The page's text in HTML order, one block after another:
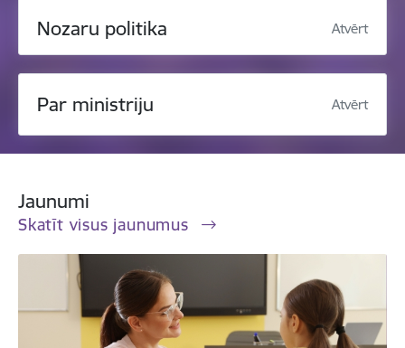
Nozaru politika Atvērt
Par ministriju Atvērt
Jaunumi
Skatīt visus jaunumus